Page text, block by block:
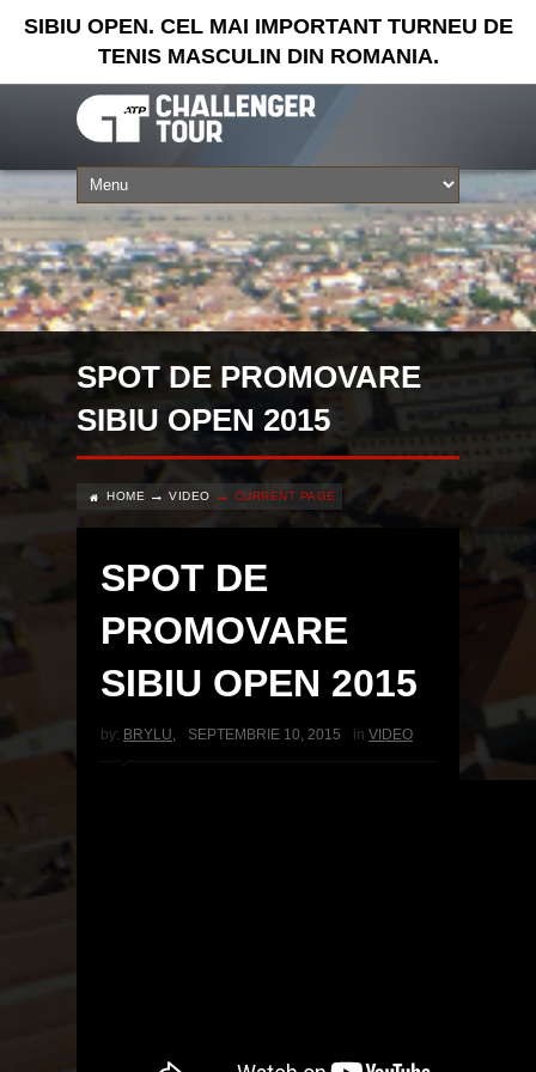
SIBIU OPEN. CEL MAI IMPORTANT TURNEU DE
TENIS MASCULIN DIN ROMANIA.
SPOT DE PROMOVARE
SIBIU OPEN 2015
HOME VIDEO CURRENT PAGE
SPOT DE
PROMOVARE
SIBIU OPEN 2015
by: BRYLU, SEPTEMBRIE 10, 2015 in VIDEO